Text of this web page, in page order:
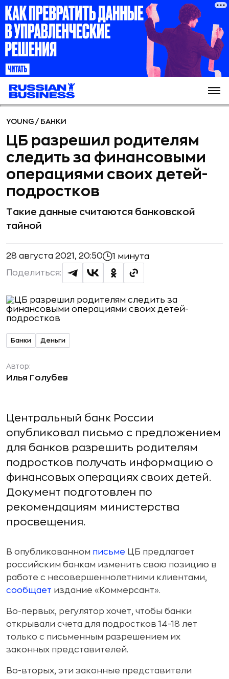
YOUNG / БАНКИ
ЦБ разрешил родителям
следить за финансовыми
операциями своих детей-
подростков
Такие данные считаются банковской
тайной
28 августа 2021, 20:50 1 минута
Поделиться:
Банки Деньги
Автор:
Илья Голубев
Центральный банк России
опубликовал письмо с предложением
для банков разрешить родителям
подростков получать информацию о
финансовых операциях своих детей.
Документ подготовлен по
рекомендациям министерства
просвещения.
В опубликованном письме ЦБ предлагает
российским банкам изменить свою позицию в
работе с несовершеннолетними клиентами,
сообщает издание «Коммерсант».
Во-первых, регулятор хочет, чтобы банки
открывали счета для подростков 14-18 лет
только с письменным разрешением их
законных представителей.
Во-вторых, эти законные представители